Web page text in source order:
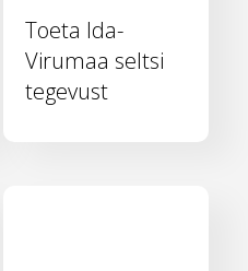
Toeta Ida-
Virumaa seltsi
tegevust